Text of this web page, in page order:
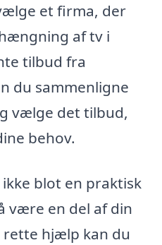
et firma, der
af tv i
tilbud fra
du sammenligne
vælge det tilbud,
behov.
blot en praktisk
være en del af din
hjælp kan du